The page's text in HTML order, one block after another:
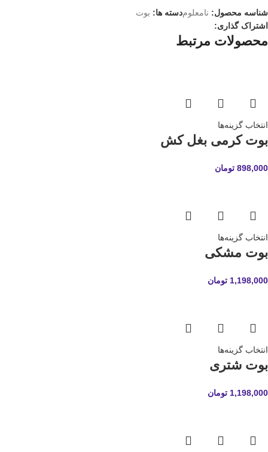
شناسه محصول: نامعلومدسته ها: بوت
اشتراک گذاری:
محصولات مرتبط
انتخاب گزینه‌ها
بوت کرمی بغل کش
898,000 تومان
انتخاب گزینه‌ها
بوت مشکی
1,198,000 تومان
انتخاب گزینه‌ها
بوت شتری
1,198,000 تومان